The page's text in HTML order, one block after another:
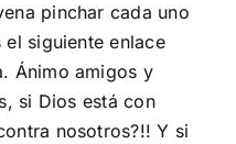
pinchar cada uno
siguiente enlace
Ánimo amigos y
si Dios está con
nosotros?!! Y si